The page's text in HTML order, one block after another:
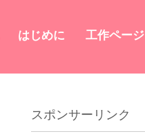
はじめに 工作ページ
スポンサーリンク